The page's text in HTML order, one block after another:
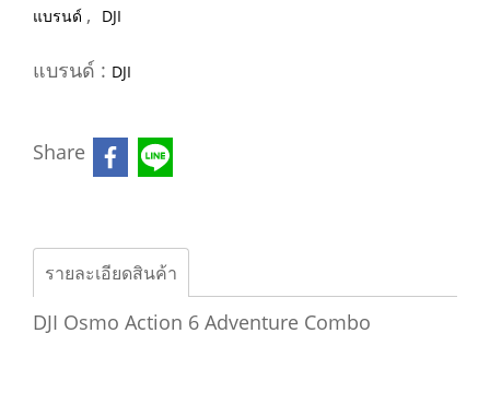
แบรนด์ , DJI
แบรนด์ : DJI
Share
รายละเอียดสินค้า
DJI Osmo Action 6 Adventure Combo